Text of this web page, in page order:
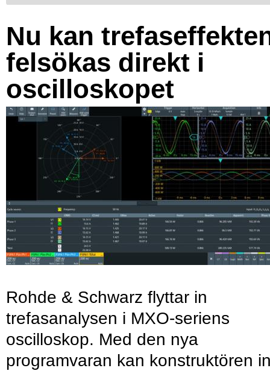
Nu kan
felsökas direkt i
oscilloskopet
Rohde & Schwarz flyttar in
trefasanalysen i MXO-seriens
oscilloskop. Med den nya
programvaran kan konstruktören